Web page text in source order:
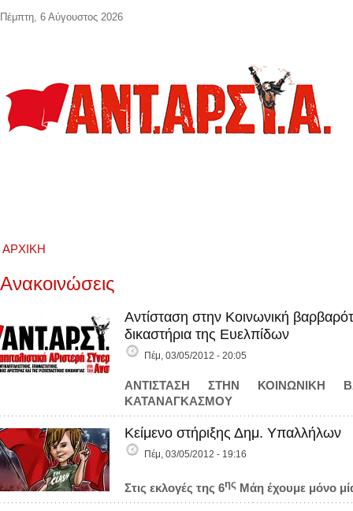
ΑΡΧΙΚΉ
Ανακοινώσεις
Αντίσταση στην Κοινωνική
δικαστήρια της Ευελπίδων
Πέμ, 03/05/2012 - 20:05
ΑΝΤΙΣΤΑΣΗ ΣΤΗΝ ΚΟΙΝΩΝΙΚΗ
ΚΑΤΑΝΑΓΚΑΣΜΟΥ
Κείμενο στήριξης Δημ. Υπαλλήλων
Πέμ, 03/05/2012 - 19:16
Στις εκλογές της 6ης Μάη έχουμε μόνο
Πέμπτη, 6 Αύγουστος 2026